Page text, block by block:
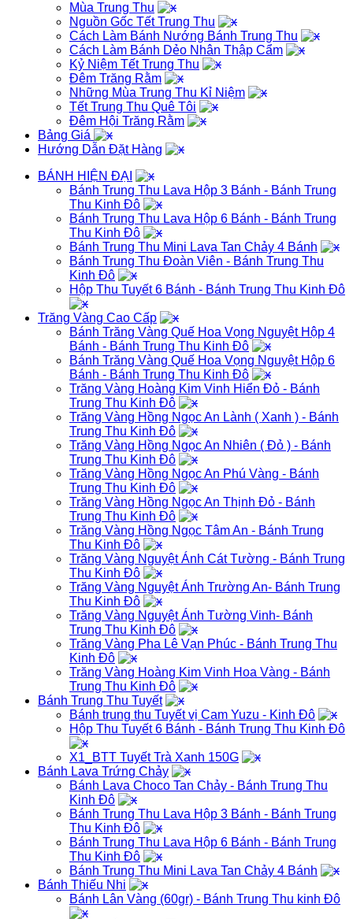
Mùa Trung Thu
Nguồn Gốc Tết Trung Thu
Cách Làm Bánh Nướng Bánh Trung Thu
Cách Làm Bánh Dẻo Nhân Thập Cẩm
Kỷ Niệm Tết Trung Thu
Đêm Trăng Rằm
Những Mùa Trung Thu Kỉ Niệm
Tết Trung Thu Quê Tôi
Đêm Hội Trăng Rằm
Bảng Giá
Hướng Dẫn Đặt Hàng
BÁNH HIỆN ĐẠI
Bánh Trung Thu Lava Hộp 3 Bánh - Bánh Trung
Thu Kinh Đô
Bánh Trung Thu Lava Hộp 6 Bánh - Bánh Trung
Thu Kinh Đô
Bánh Trung Thu Mini Lava Tan Chảy 4 Bánh
Bánh Trung Thu Đoàn Viên - Bánh Trung Thu
Kinh Đô
Hộp Thu Tuyết 6 Bánh - Bánh Trung Thu Kinh Đô
Trăng Vàng Cao Cấp
Bánh Trăng Vàng Quế Hoa Vọng Nguyệt Hộp 4
Bánh - Bánh Trung Thu Kinh Đô
Bánh Trăng Vàng Quế Hoa Vọng Nguyệt Hộp 6
Bánh - Bánh Trung Thu Kinh Đô
Trăng Vàng Hoàng Kim Vinh Hiển Đỏ - Bánh
Trung Thu Kinh Đô
Trăng Vàng Hồng Ngọc An Lành ( Xanh ) - Bánh
Trung Thu Kinh Đô
Trăng Vàng Hồng Ngọc An Nhiên ( Đỏ ) - Bánh
Trung Thu Kinh Đô
Trăng Vàng Hồng Ngọc An Phú Vàng - Bánh
Trung Thu Kinh Đô
Trăng Vàng Hồng Ngọc An Thịnh Đỏ - Bánh
Trung Thu Kinh Đô
Trăng Vàng Hồng Ngọc Tâm An - Bánh Trung
Thu Kinh Đô
Trăng Vàng Nguyệt Ánh Cát Tường - Bánh Trung
Thu Kinh Đô
Trăng Vàng Nguyệt Ánh Trường An- Bánh Trung
Thu Kinh Đô
Trăng Vàng Nguyệt Ánh Tường Vinh- Bánh
Trung Thu Kinh Đô
Trăng Vàng Pha Lê Vạn Phúc - Bánh Trung Thu
Kinh Đô
Trăng Vàng Hoàng Kim Vinh Hoa Vàng - Bánh
Trung Thu Kinh Đô
Bánh Trung Thu Tuyết
Bánh trung thu Tuyết vị Cam Yuzu - Kinh Đô
Hộp Thu Tuyết 6 Bánh - Bánh Trung Thu Kinh Đô
X1_BTT Tuyết Trà Xanh 150G
Bánh Lava Trứng Chảy
Bánh Lava Choco Tan Chảy - Bánh Trung Thu
Kinh Đô
Bánh Trung Thu Lava Hộp 3 Bánh - Bánh Trung
Thu Kinh Đô
Bánh Trung Thu Lava Hộp 6 Bánh - Bánh Trung
Thu Kinh Đô
Bánh Trung Thu Mini Lava Tan Chảy 4 Bánh
Bánh Thiếu Nhi
Bánh Lân Vàng (60gr) - Bánh Trung Thu kinh Đô